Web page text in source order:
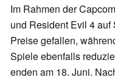
Im Rahmen der
und Resident Evil 4
Preise gefallen,
Spiele ebenfalls
enden am 18. Juni.